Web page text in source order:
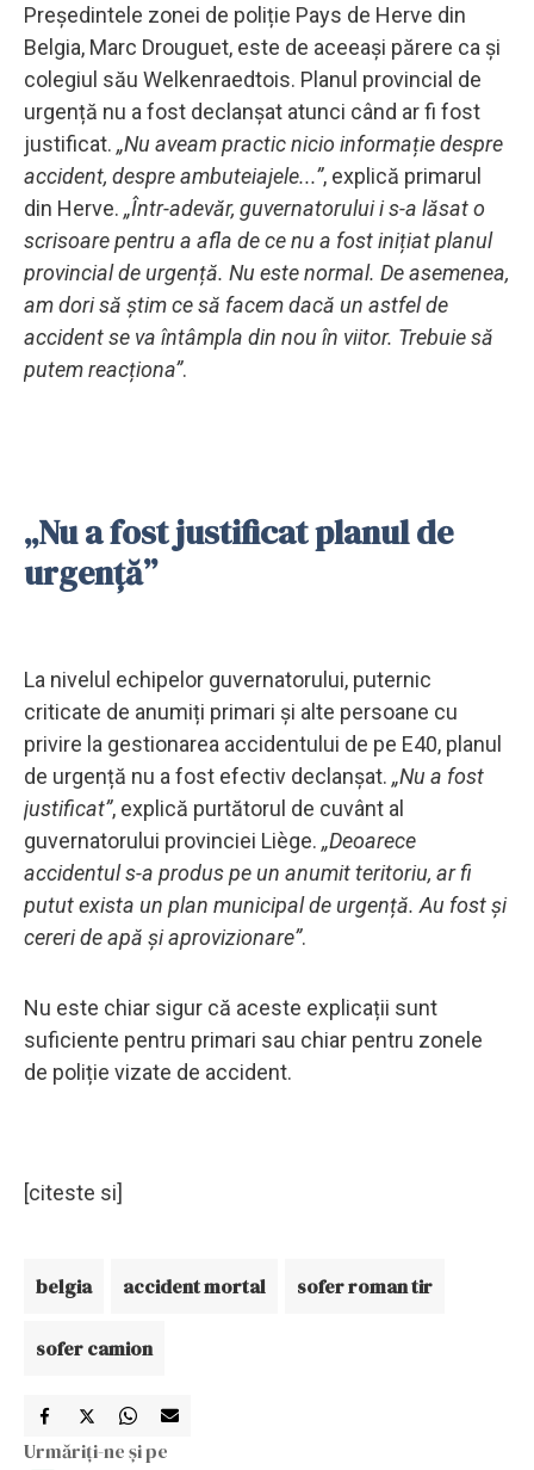
Președintele zonei de poliție Pays de Herve din
Belgia, Marc Drouguet, este de aceeași părere ca și
colegiul său Welkenraedtois. Planul provincial de
urgență nu a fost declanșat atunci când ar fi fost
justificat. „Nu aveam practic nicio informație despre
accident, despre ambuteiajele...”, explică primarul
din Herve. „Într-adevăr, guvernatorului i s-a lăsat o
scrisoare pentru a afla de ce nu a fost inițiat planul
provincial de urgență. Nu este normal. De asemenea,
am dori să știm ce să facem dacă un astfel de
accident se va întâmpla din nou în viitor. Trebuie să
putem reacționa”.
„Nu a fost justificat planul de
urgență”
La nivelul echipelor guvernatorului, puternic
criticate de anumiți primari și alte persoane cu
privire la gestionarea accidentului de pe E40, planul
de urgență nu a fost efectiv declanșat. „Nu a fost
justificat”, explică purtătorul de cuvânt al
guvernatorului provinciei Liège. „Deoarece
accidentul s-a produs pe un anumit teritoriu, ar fi
putut exista un plan municipal de urgență. Au fost și
cereri de apă și aprovizionare”.
Nu este chiar sigur că aceste explicații sunt
suficiente pentru primari sau chiar pentru zonele
de poliție vizate de accident.
[citeste si]
belgia accident mortal sofer roman tir
sofer camion
Urmăriți-ne și pe